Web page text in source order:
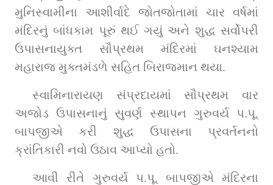
મુનિસ્વામીના આશીર્વાદે જોતજોતામાં ચાર વર્ષમાં
મંદિરનું બાંધકામ પૂરું થઈ ગયું અને શુદ્ધ સર્વોપરી
ઉપાસનાયુક્ત સૌપ્રથમ મંદિરમાં ઘનશ્યામ
મહારાજ મુક્તમંડળે સહિત બિરાજમાન થયા.
સ્વામિનારાયણ સંપ્રદાયમાં સૌપ્રથમ વાર
અજોડ ઉપાસનાનું સુવર્ણ સ્થાપન ગુરુવર્ય પ.પૂ.
બાપજીએ કરી શુદ્ધ ઉપાસના પ્રવર્તનનો
ક્રાંતિકારી નવો ઉઠાવ આપ્યો હતો.
આવી રીતે ગુરુવર્ય પ.પૂ. બાપજીએ મંદિરના